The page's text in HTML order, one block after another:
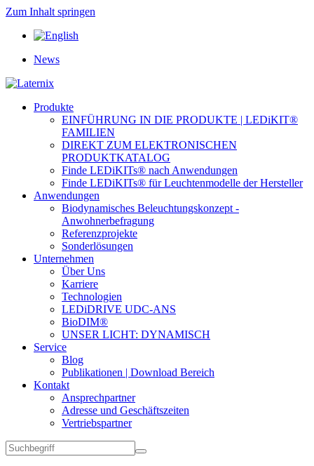
Zum Inhalt springen
News
Produkte
EINFÜHRUNG IN DIE PRODUKTE | LEDiKIT®
FAMILIEN
DIREKT ZUM ELEKTRONISCHEN
PRODUKTKATALOG
Finde LEDiKITs® nach Anwendungen
Finde LEDiKITs® für Leuchtenmodelle der Hersteller
Anwendungen
Biodynamisches Beleuchtungskonzept -
Anwohnerbefragung
Referenzprojekte
Sonderlösungen
Unternehmen
Über Uns
Karriere
Technologien
LEDiDRIVE UDC-ANS
BioDIM®
UNSER LICHT: DYNAMISCH
Service
Blog
Publikationen | Download Bereich
Kontakt
Ansprechpartner
Adresse und Geschäftszeiten
Vertriebspartner